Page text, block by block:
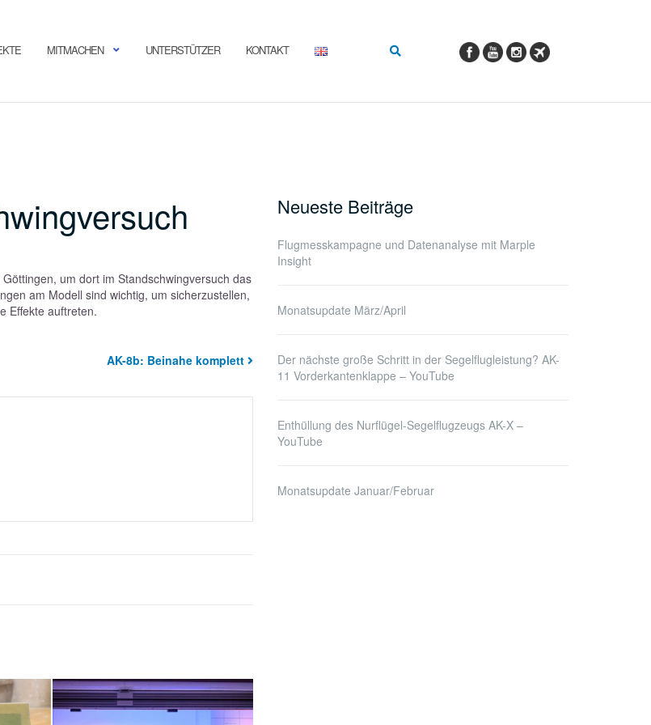
MITMACHEN UNTERSTÜTZER KONTAKT
um dort im Standschwingversuch das
am Modell sind wichtig, um sicherzustellen,
Effekte auftreten.
AK-8b: Beinahe komplett
Neueste Beiträge
Flugmesskampagne und Datenanalyse mit Marple
Insight
Monatsupdate März/April
Der nächste große Schritt in der Segelflugleistung? AK-
11 Vorderkantenklappe – YouTube
Enthüllung des Nurflügel-Segelflugzeugs AK-X –
YouTube
Monatsupdate Januar/Februar